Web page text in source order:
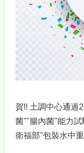
賀!! 土調中心通過
菌""腸內菌"能力試
衛福部"包裝水中